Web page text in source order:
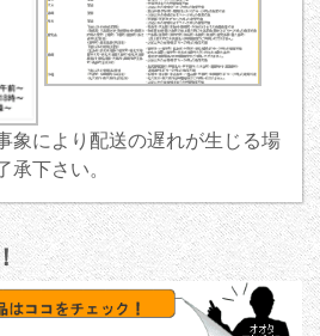
象により配送の遅れが生じる場
下さい。